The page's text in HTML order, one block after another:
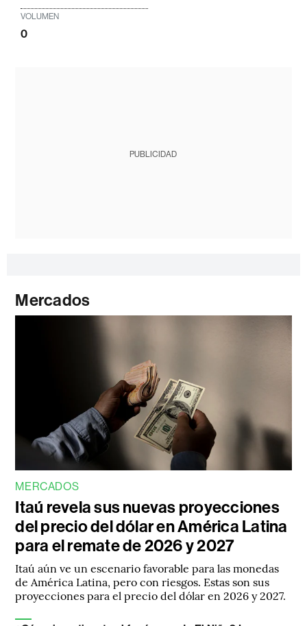
VOLUMEN
0
PUBLICIDAD
Mercados
MERCADOS
Itaú revela sus nuevas proyecciones
del precio del dólar en América Latina
para el remate de 2026 y 2027
Itaú aún ve un escenario favorable para las monedas
de América Latina, pero con riesgos. Estas son sus
proyecciones para el precio del dólar en 2026 y 2027.